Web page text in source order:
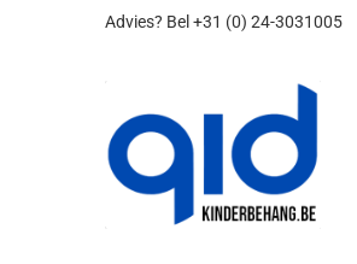
Advies? Bel +31 (0) 24-3031005